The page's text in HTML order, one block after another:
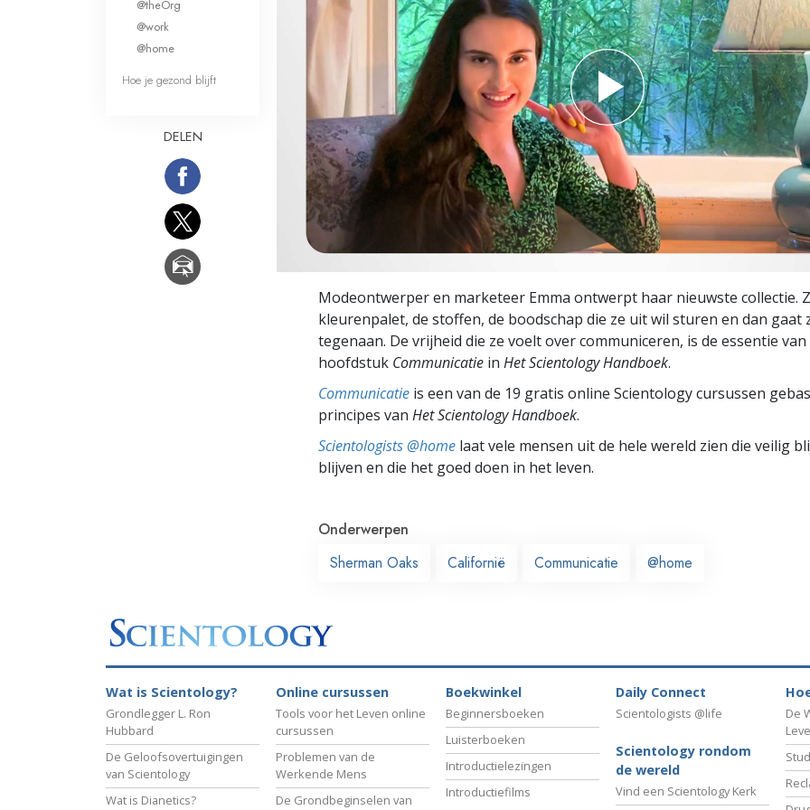
Wat is Grootheid?
Modeontwerper en marketeer Emma ontwerpt haar nieuwste collectie.
kleurenpalet, de stoffen, de boodschap die ze uit wil sturen en dan gaat
tegenaan. De vrijheid die ze voelt over communiceren, is de essentie
hoofdstuk Communicatie in Het Scientology Handboek.
Communicatie is een van de 19 gratis online Scientology cursussen
principes van Het Scientology Handboek.
Scientologists @home laat vele mensen uit de hele wereld zien die veilig
blijven en die het goed doen in het leven.
Onderwerpen
Sherman Oaks
Californië Communicatie @home
@theOrg
@work
@home
Hoe je gezond blijft
DELEN
Wat is Scientology?
Grondlegger L. Ron
Hubbard
De Geloofsovertuigingen
van Scientology
Wat is Dianetics?
Online cursussen
Tools voor het Leven online
cursussen
Problemen van de
Werkende Mens
De Grondbeginselen van
Boekwinkel
Beginnersboeken
Luisterboeken
Introductielezingen
Introductiefilms
Daily Connect
Scientologists @life
Scientology rondom
de wereld
Vind een Scientology Kerk
De